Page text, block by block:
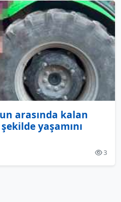
arasında kalan
yaşamını
3